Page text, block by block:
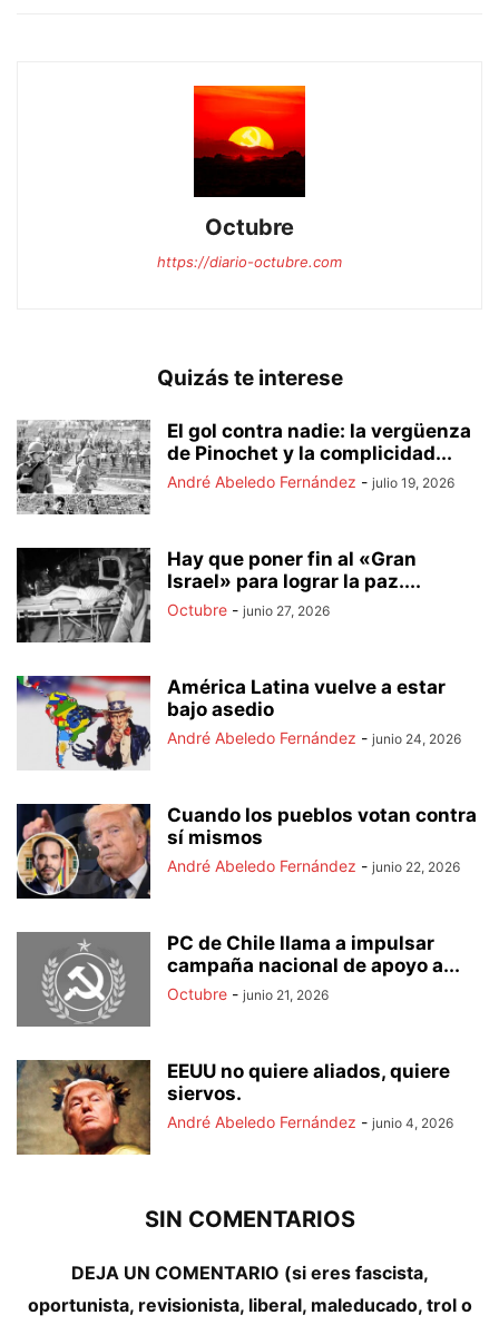
Octubre
https://diario-octubre.com
Quizás te interese
El gol contra nadie: la vergüenza
de Pinochet y la complicidad...
André Abeledo Fernández - julio 19, 2026
Hay que poner fin al «Gran
Israel» para lograr la paz....
Octubre - junio 27, 2026
América Latina vuelve a estar
bajo asedio
André Abeledo Fernández - junio 24, 2026
Cuando los pueblos votan contra
sí mismos
André Abeledo Fernández - junio 22, 2026
PC de Chile llama a impulsar
campaña nacional de apoyo a...
Octubre - junio 21, 2026
EEUU no quiere aliados, quiere
siervos.
André Abeledo Fernández - junio 4, 2026
SIN COMENTARIOS
DEJA UN COMENTARIO (si eres fascista,
oportunista, revisionista, liberal, maleducado, trol o